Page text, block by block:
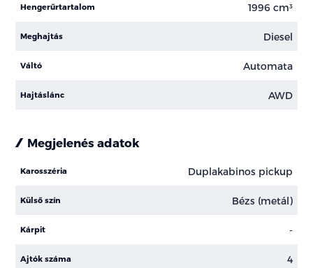
Hengerűrtartalom 1996 cm³
Meghajtás Diesel
Váltó Automata
Hajtáslánc AWD
Megjelenés adatok
Karosszéria Duplakabinos pickup
Külső szín Bézs (metál)
Kárpit -
Ajtók száma 4